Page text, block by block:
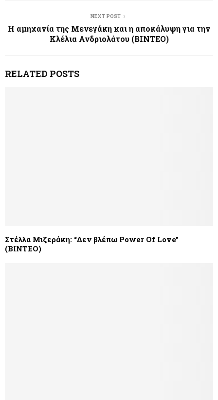
NEXT POST
Η αμηχανία της Μενεγάκη και η αποκάλυψη για την
Κλέλια Ανδριολάτου (ΒΙΝΤΕΟ)
RELATED POSTS
Στέλλα Μιζεράκη: “Δεν βλέπω Power Of Love”
(ΒΙΝΤΕΟ)